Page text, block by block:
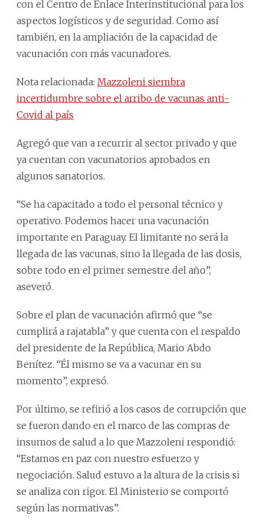
con el Centro de Enlace Interinstitucional para los
aspectos logísticos y de seguridad. Como así
también, en la ampliación de la capacidad de
vacunación con más vacunadores.
Nota relacionada: Mazzoleni siembra
incertidumbre sobre el arribo de vacunas anti-
Covid al país
Agregó que van a recurrir al sector privado y que
ya cuentan con vacunatorios aprobados en
algunos sanatorios.
“Se ha capacitado a todo el personal técnico y
operativo. Podemos hacer una vacunación
importante en Paraguay. El limitante no será la
llegada de las vacunas, sino la llegada de las dosis,
sobre todo en el primer semestre del año”,
aseveró.
Sobre el plan de vacunación afirmó que “se
cumplirá a rajatabla” y que cuenta con el respaldo
del presidente de la República, Mario Abdo
Benítez. “Él mismo se va a vacunar en su
momento”, expresó.
Por último, se refirió a los casos de corrupción que
se fueron dando en el marco de las compras de
insumos de salud a lo que Mazzoleni respondió:
“Estamos en paz con nuestro esfuerzo y
negociación. Salud estuvo a la altura de la crisis si
se analiza con rigor. El Ministerio se comportó
según las normativas”.